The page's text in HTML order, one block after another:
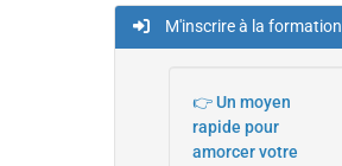
M'inscrire à la formation
👉 Un moyen
rapide pour
amorcer votre